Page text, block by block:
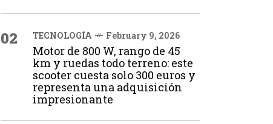
02 TECNOLOGÍA February 9, 2026
Motor de 800 W, rango de 45
km y ruedas todo terreno: este
scooter cuesta solo 300 euros y
representa una adquisición
impresionante